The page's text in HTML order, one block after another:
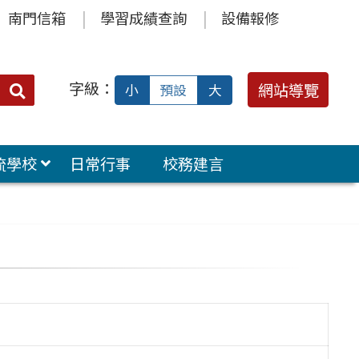
南門信箱 學習成績查詢 設備報修
搜
字級： 小 預設 大 網站導覽
學校 日常行事 校務建言